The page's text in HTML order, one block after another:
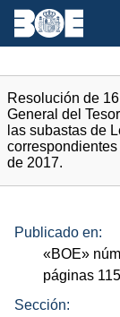
Resolución de
General del
las subastas de
de 2017.
Publicado en:
«BOE»
páginas
Sección: